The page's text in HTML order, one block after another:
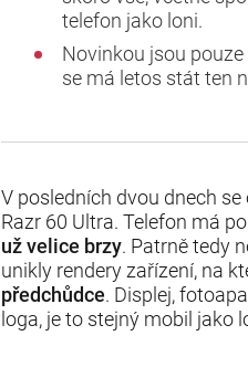
telefon jako loni.
Novinkou jsou
se má letos stát ten
V posledních dvou dnech
Razr 60 Ultra. Telefon má
už velice brzy. Patrně tedy
unikly rendery zařízení, na
předchůdce. Displej,
loga, je to stejný mobil jako